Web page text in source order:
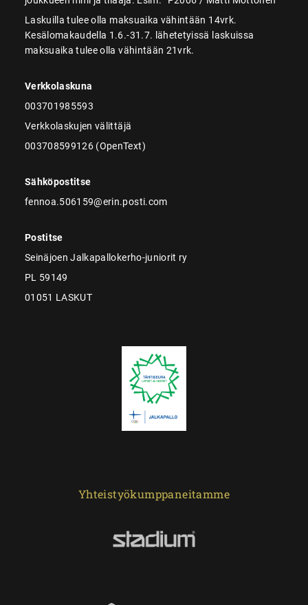
Laskuilla tulee olla maksuaika vähintään 14vrk.
Kesälomakaudella 1.6.-31.7. lähetetyissä laskuissa
maksuaika tulee olla vähintään 21vrk.
Verkkolaskuna
003701985593
Verkkolaskujen välittäjä
003708599126 (OpenText)
Sähköpostitse
fennoa.506159@erin.posti.com
Postitse
Seinäjoen Jalkapallokerho-juniorit ry
PL 59149
01051 LASKUT
Yhteistyökumppaneitamme